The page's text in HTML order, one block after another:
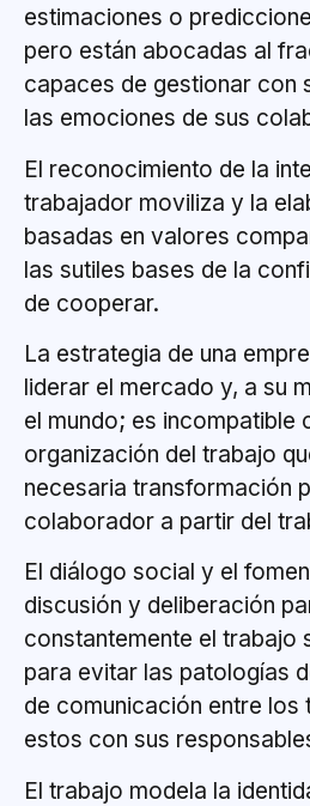
estimaciones o
pero están abocadas al
capaces de gestionar con
las emociones de sus
El reconocimiento de la
trabajador moviliza y la
basadas en valores
las sutiles bases de la
de cooperar.
La estrategia de una
liderar el mercado y, a su
el mundo; es incompatible
organización del trabajo
necesaria transformación
colaborador a partir del
El diálogo social y el
discusión y deliberación
constantemente el trabajo
para evitar las patologías
de comunicación entre los
estos con sus
El trabajo modela la